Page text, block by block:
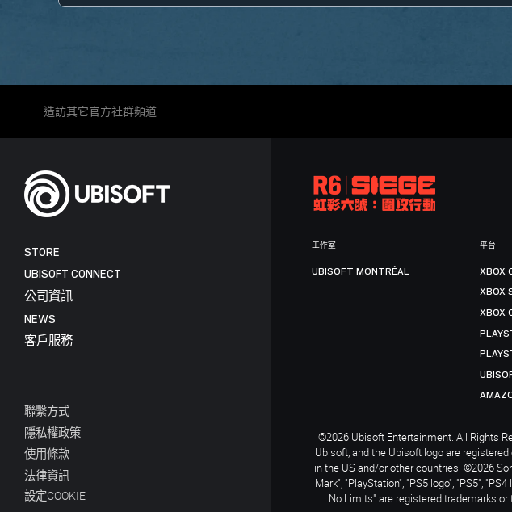
造訪其它官方社群頻道
STORE
UBISOFT CONNECT
公司資訊
NEWS
客戶服務
聯繫方式
隱私權政策
使用條款
法律資訊
設定COOKIE
工作室
UBISOFT MONTRÉAL
平台
XBOX
XBOX
XBOX
©2026 Ubisoft Entertainment. All Rights
Ubisoft, and the Ubisoft logo are
in the US and/or other countries. ©2026
Mark", "PlayStation", "PS5 logo", "PS5",
No Limits" are registered trademarks